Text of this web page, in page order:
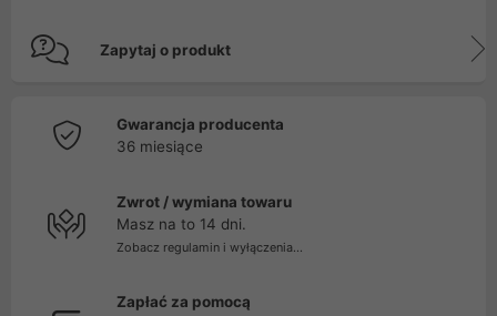
Zapytaj o produkt
Gwarancja producenta
36 miesiące
Zwrot / wymiana towaru
Masz na to 14 dni.
Zobacz regulamin i wyłączenia...
Zapłać za pomocą